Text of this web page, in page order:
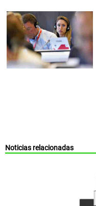
Noticias relacionadas